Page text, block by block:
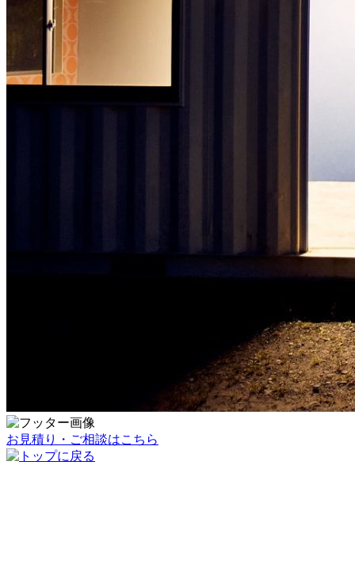
お見積り・ご相談はこちら